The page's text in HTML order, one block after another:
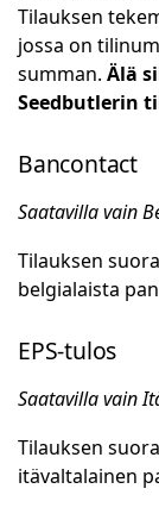
Tilauksen
jossa on
summan. Älä
Seedbutlerin
Bancontact
Saatavilla vain
Tilauksen
belgialaista
EPS-tulos
Saatavilla vain
Tilauksen
itävaltalainen